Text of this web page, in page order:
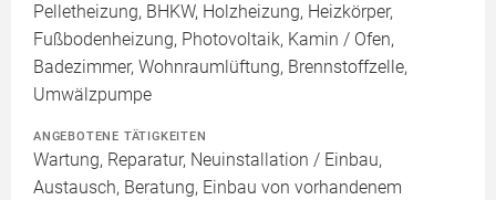
Pelletheizung, BHKW, Holzheizung, Heizkörper,
Fußbodenheizung, Photovoltaik, Kamin / Ofen,
Badezimmer, Wohnraumlüftung, Brennstoffzelle,
Umwälzpumpe
ANGEBOTENE TÄTIGKEITEN
Wartung, Reparatur, Neuinstallation / Einbau,
Austausch, Beratung, Einbau von vorhandenem